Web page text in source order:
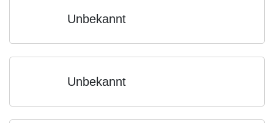
Unbekannt
Unbekannt